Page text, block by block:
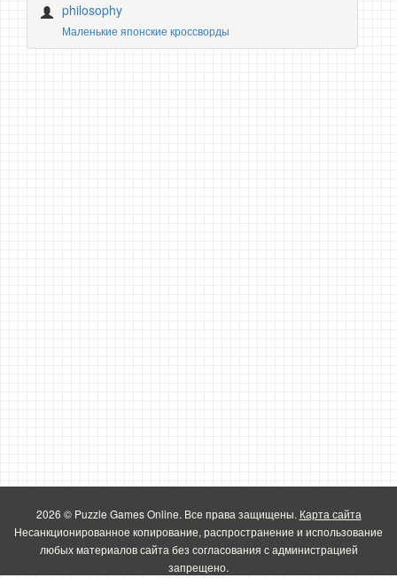
philosophy
Маленькие японские кроссворды
2026 © Puzzle Games Online. Все права защищены. Карта сайта
Несанкционированное копирование, распространение и использование
любых материалов сайта без согласования с администрацией
запрещено.